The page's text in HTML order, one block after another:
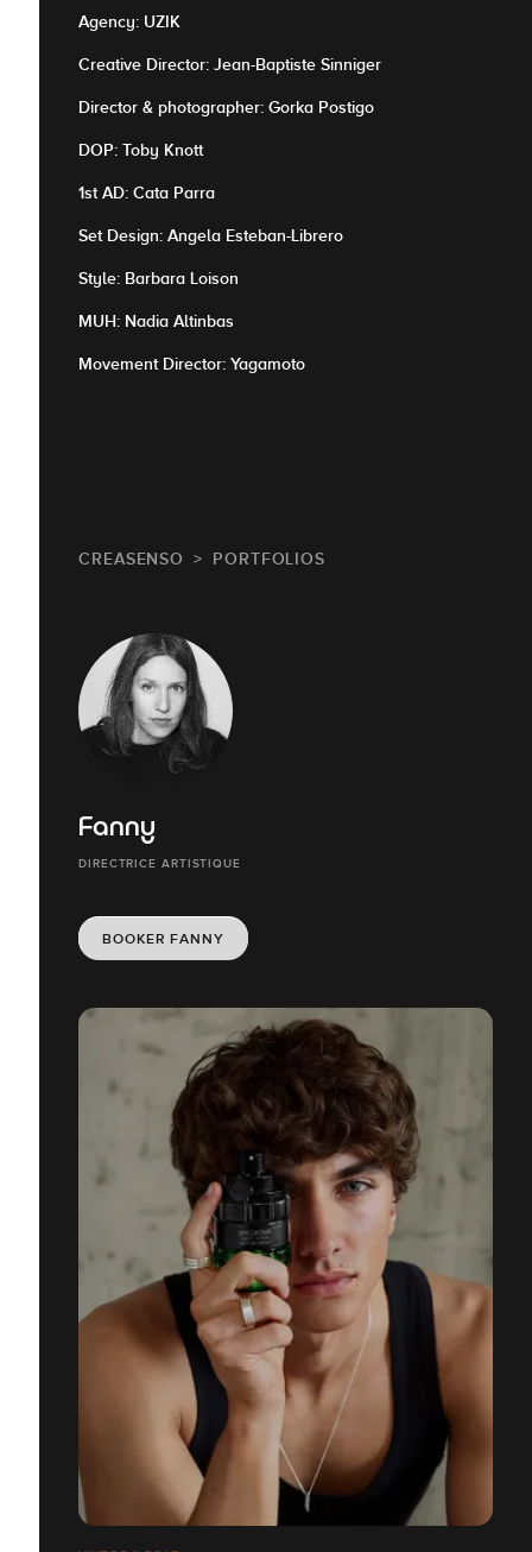
Agency: UZIK
Creative Director: Jean-Baptiste Sinniger
Director & photographer: Gorka Postigo
DOP: Toby Knott
1st AD: Cata Parra
Set Design: Angela Esteban-Librero
Style: Barbara Loison
MUH: Nadia Altinbas
Movement Director: Yagamoto
CREASENSO PORTFOLIOS
Fanny
DIRECTRICE ARTISTIQUE
BOOKER FANNY